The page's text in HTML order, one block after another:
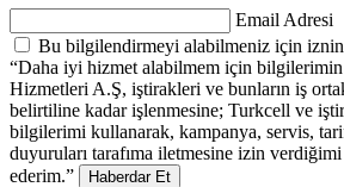
Email Adresi
Bu bilgilendirmeyi alabilmeniz için
“Daha iyi hizmet alabilmem için
Hizmetleri A.Ş, iştirakleri ve bunların iş
belirtiline kadar işlenmesine; Turkcell ve
bilgilerimi kullanarak, kampanya, servis,
duyuruları tarafıma iletmesine izin
ederim.”
Haberdar Et